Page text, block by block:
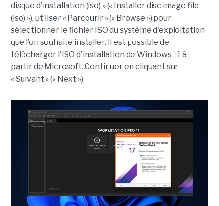
disque d'installation (iso) » (« Installer disc image file
(iso) »), utiliser « Parcourir » (« Browse ») pour
sélectionner le fichier ISO du système d'exploitation
que l’on souhaite installer. Il est possible de
télécharger l'ISO d'installation de Windows 11 à
partir de Microsoft. Continuer en cliquant sur
« Suivant » (« Next »).